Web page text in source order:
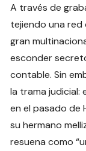
A través de
tejiendo una red
gran
esconder
contable. Sin
la trama judicial:
en el pasado de
su hermano
resuena como